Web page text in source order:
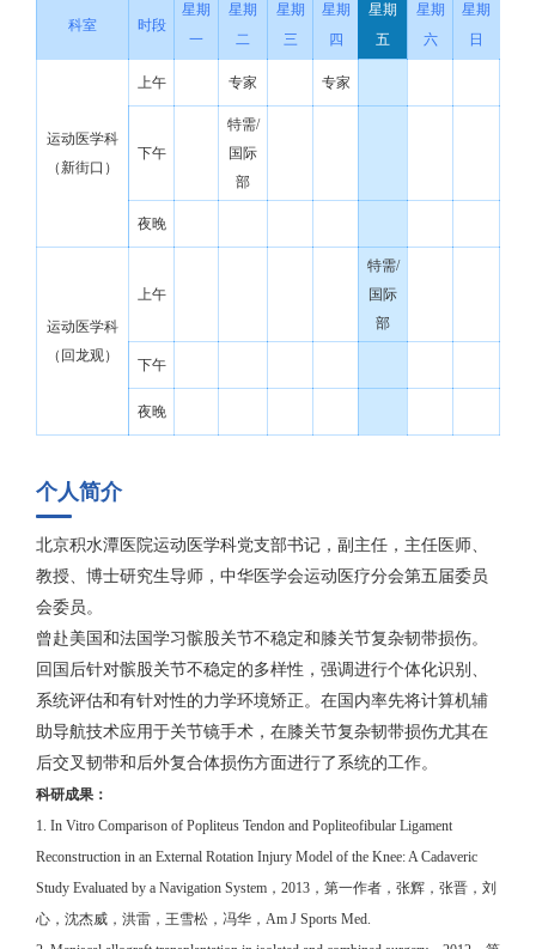
科室 时段
星期
一
星期
二
星期
三
星期
四
星期
五
星期
六
星期
日
运动医学科
（新街口）
上午 专家 专家
下午
特需/
国际
部
夜晚
运动医学科
（回龙观）
上午
特需/
国际
部
下午
夜晚
个人简介
北京积水潭医院运动医学科党支部书记，副主任，主任医师、
教授、博士研究生导师，中华医学会运动医疗分会第五届委员
会委员。
曾赴美国和法国学习髌股关节不稳定和膝关节复杂韧带损伤。
回国后针对髌股关节不稳定的多样性，强调进行个体化识别、
系统评估和有针对性的力学环境矫正。在国内率先将计算机辅
助导航技术应用于关节镜手术，在膝关节复杂韧带损伤尤其在
后交叉韧带和后外复合体损伤方面进行了系统的工作。
科研成果：
1. In Vitro Comparison of Popliteus Tendon and Popliteofibular Ligament
Reconstruction in an External Rotation Injury Model of the Knee: A Cadaveric
Study Evaluated by a Navigation System，2013，第一作者，张辉，张晋，刘
心，沈杰威，洪雷，王雪松，冯华，Am J Sports Med.